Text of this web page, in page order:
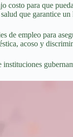
costo para que
que garantice un
de empleo para
acoso y